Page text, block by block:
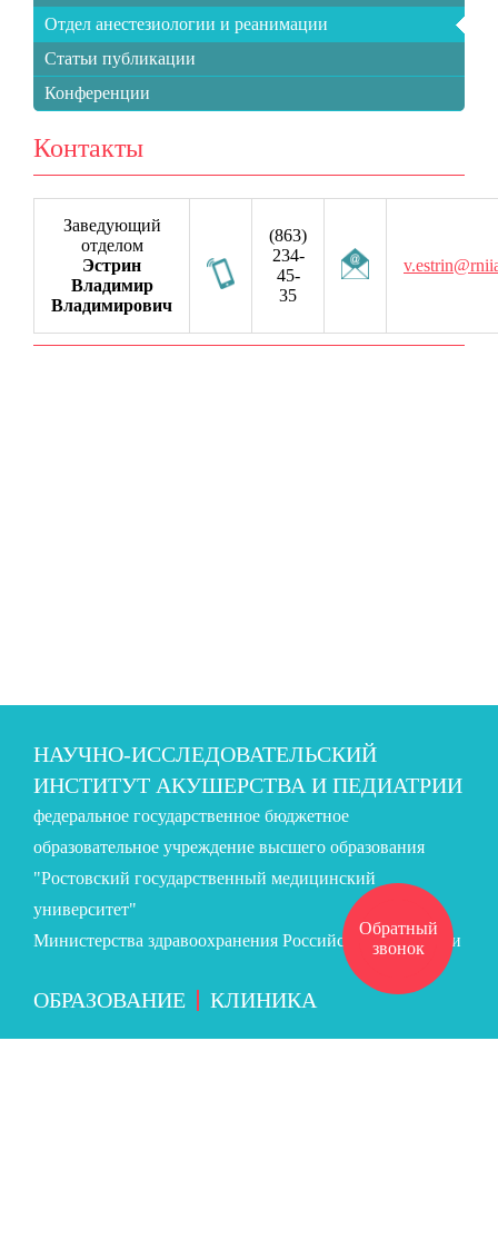
Отдел анестезиологии и реанимации
Статьи публикации
Конференции
Контакты
Заведующий
отделом
Эстрин
Владимир
Владимирович
(863)
234-
45-
35
НАУЧНО-ИССЛЕДОВАТЕЛЬСКИЙ
ИНСТИТУТ АКУШЕРСТВА И ПЕДИАТРИИ
федеральное государственное бюджетное
образовательное учреждение высшего образования
"Ростовский государственный медицинский
университет"
Министерства здравоохранения Российской Федерации
ОБРАЗОВАНИЕ КЛИНИКА
Обратный
звонок